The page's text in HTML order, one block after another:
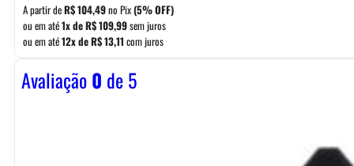
A partir deR$104,49no Pix(5% OFF)
ou em até1x deR$109,99sem juros
ou em até12x deR$13,11 com juros
Avaliação0 de 5